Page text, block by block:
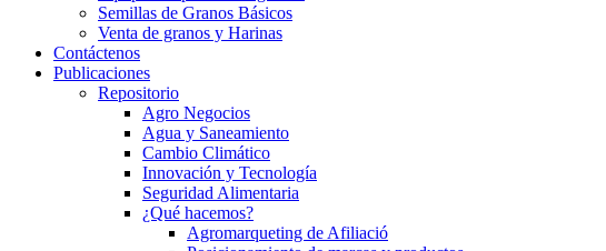
Semillas de Granos Básicos
Venta de granos y Harinas
Contáctenos
Publicaciones
Repositorio
Agro Negocios
Agua y Saneamiento
Cambio Climático
Innovación y Tecnología
Seguridad Alimentaria
¿Qué hacemos?
Agromarqueting de Afiliació